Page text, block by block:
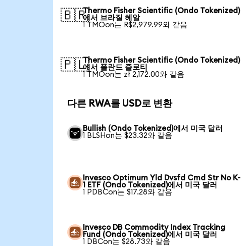
🇧🇷Thermo Fisher Scientific (Ondo Tokenized)
에서 브라질 헤알
1 TMOon는 R$2,979.99와 같음
🇵🇱Thermo Fisher Scientific (Ondo Tokenized)
에서 폴란드 즐로티
1 TMOon는 zł 2,172.00와 같음
다른 RWA를 USD로 변환
Bullish (Ondo Tokenized)에서 미국 달러
1 BLSHon는 $23.32와 같음
Invesco Optimum Yld Dvsfd Cmd Str No K-
1 ETF (Ondo Tokenized)에서 미국 달러
1 PDBCon는 $17.28와 같음
Invesco DB Commodity Index Tracking
Fund (Ondo Tokenized)에서 미국 달러
1 DBCon는 $28.73와 같음